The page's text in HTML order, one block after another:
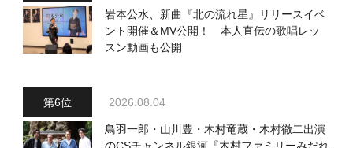
岩本公水、新曲『北の流れ星』リリースイベ
ント開催＆MV公開！ 本人直伝の歌唱レッ
スン動画も公開
2026.08.04
鳥羽一郎・山川豊・木村竜蔵・木村徹二出演